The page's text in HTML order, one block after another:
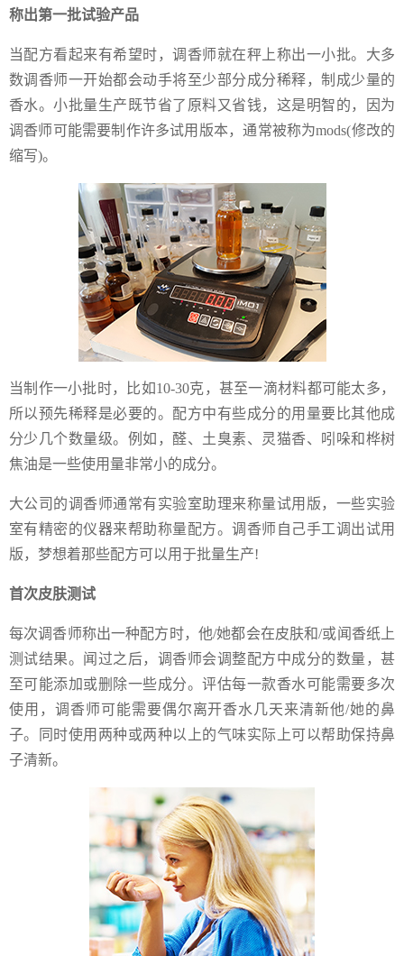
称出第一批试验产品
当配方看起来有希望时，调香师就在秤上称出一小批。大多
数调香师一开始都会动手将至少部分成分稀释，制成少量的
香水。小批量生产既节省了原料又省钱，这是明智的，因为
调香师可能需要制作许多试用版本，通常被称为mods(修改的
缩写)。
当制作一小批时，比如10-30克，甚至一滴材料都可能太多，
所以预先稀释是必要的。配方中有些成分的用量要比其他成
分少几个数量级。例如，醛、土臭素、灵猫香、吲哚和桦树
焦油是一些使用量非常小的成分。
大公司的调香师通常有实验室助理来称量试用版，一些实验
室有精密的仪器来帮助称量配方。调香师自己手工调出试用
版，梦想着那些配方可以用于批量生产!
首次皮肤测试
每次调香师称出一种配方时，他/她都会在皮肤和/或闻香纸上
测试结果。闻过之后，调香师会调整配方中成分的数量，甚
至可能添加或删除一些成分。评估每一款香水可能需要多次
使用，调香师可能需要偶尔离开香水几天来清新他/她的鼻
子。同时使用两种或两种以上的气味实际上可以帮助保持鼻
子清新。